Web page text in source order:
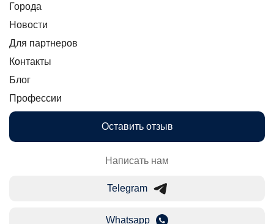
Города
Новости
Для партнеров
Контакты
Блог
Профессии
Оставить отзыв
Написать нам
Telegram
Whatsapp